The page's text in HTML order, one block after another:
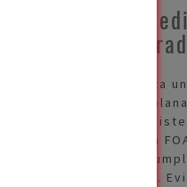
Aislamiento a
pendiente
Todo el mundo necesita
drenaje en cubiertas
busque más: nuestro
con pendiente incluida
a medida le permite
específicos de diseño.